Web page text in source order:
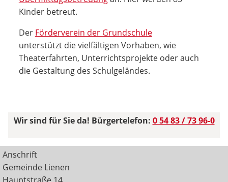
Kinder betreut.
Der Förderverein der Grundschule
unterstützt die vielfältigen Vorhaben, wie
Theaterfahrten, Unterrichtsprojekte oder auch
die Gestaltung des Schulgeländes.
Wir sind für Sie da! Bürgertelefon: 0 54 83 / 73 96-0
Anschrift
Gemeinde Lienen